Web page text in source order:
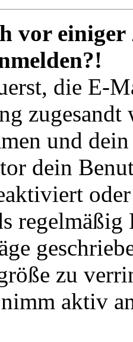
vor
die E-
und
dein
zu
aktiv